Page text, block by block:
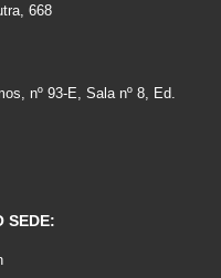
668
nº 93-E, Sala nº 8, Ed.
SEDE: